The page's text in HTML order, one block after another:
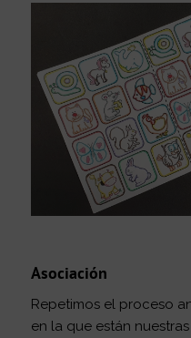
Asociación
Repetimos el proceso
en la que están